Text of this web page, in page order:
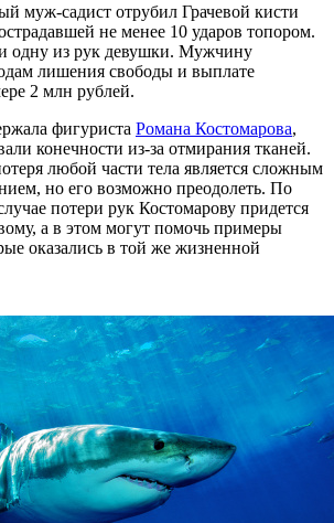
муж-садист отрубил Грачевой кисти
не менее 10 ударов топором.
одну из рук девушки. Мужчину
лишения свободы и выплате
2 млн рублей.
фигуриста Романа Костомарова,
конечности из-за отмирания тканей.
любой части тела является сложным
но его возможно преодолеть. По
потери рук Костомарову придется
а в этом могут помочь примеры
оказались в той же жизненной